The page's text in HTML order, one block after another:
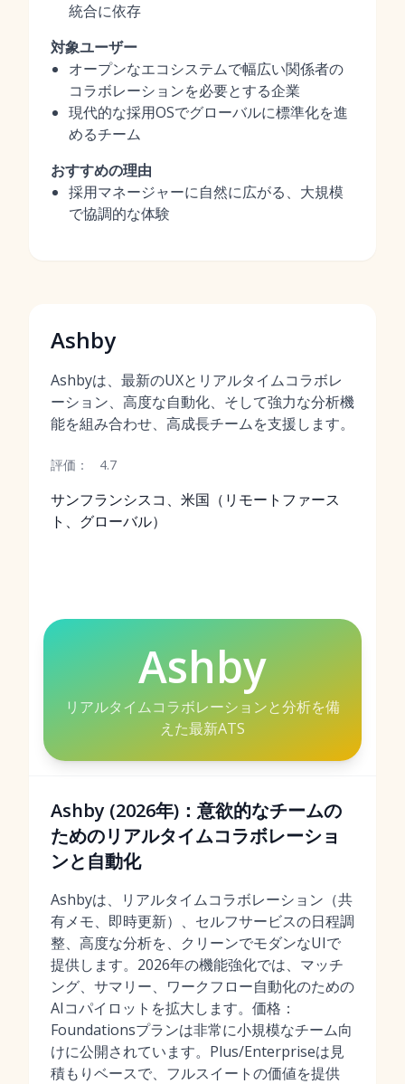
統合に依存
対象ユーザー
オープンなエコシステムで幅広い関係者の
コラボレーションを必要とする企業
現代的な採用OSでグローバルに標準化を進
めるチーム
おすすめの理由
採用マネージャーに自然に広がる、大規模
で協調的な体験
Ashby
Ashbyは、最新のUXとリアルタイムコラボレ
ーション、高度な自動化、そして強力な分析機
能を組み合わせ、高成長チームを支援します。
評価： 4.7
サンフランシスコ、米国（リモートファース
ト、グローバル）
Ashby
リアルタイムコラボレーションと分析を備
えた最新ATS
Ashby (2026年)：意欲的なチームの
ためのリアルタイムコラボレーショ
ンと自動化
Ashbyは、リアルタイムコラボレーション（共
有メモ、即時更新）、セルフサービスの日程調
整、高度な分析を、クリーンでモダンなUIで
提供します。2026年の機能強化では、マッチ
ング、サマリー、ワークフロー自動化のための
AIコパイロットを拡大します。価格：
Foundationsプランは非常に小規模なチーム向
けに公開されています。Plus/Enterpriseは見
積もりベースで、フルスイートの価値を提供